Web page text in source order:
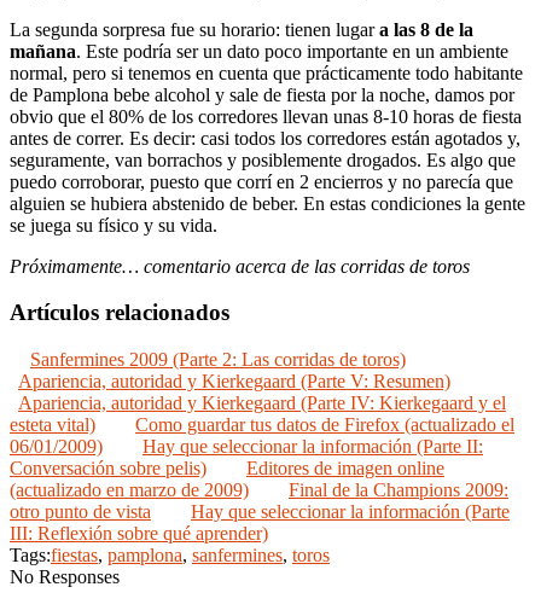
La segunda sorpresa fue su horario: tienen lugara las 8 de la
mañana. Este podría ser un dato poco importante en un ambiente
normal, pero si tenemos en cuenta que prácticamente todo habitante
de Pamplona bebe alcohol y sale de fiesta por la noche, damos por
obvio que el 80% de los corredores llevan unas 8-10 horas de fiesta
antes de correr. Es decir: casi todos los corredores están agotados y,
seguramente, van borrachos y posiblemente drogados. Es algo que
puedo corroborar, puesto que corrí en 2 encierros y no parecía que
alguien se hubiera abstenido de beber. En estas condiciones la gente
se juega su físico y su vida.
Próximamente… comentario acerca de las corridas de toros
Artículos relacionados
Sanfermines 2009 (Parte 2: Las corridas de toros)
Apariencia, autoridad y Kierkegaard (Parte V: Resumen)
Apariencia, autoridad y Kierkegaard (Parte IV: Kierkegaard y el
esteta vital)
Como guardar tus datos de Firefox (actualizado el
06/01/2009)
Hay que seleccionar la información (Parte II:
Conversación sobre pelis)
Editores de imagen online
(actualizado en marzo de 2009)
Final de la Champions 2009:
otro punto de vista
Hay que seleccionar la información (Parte
III: Reflexión sobre qué aprender)
Tags:fiestas, pamplona, sanfermines, toros
No Responses